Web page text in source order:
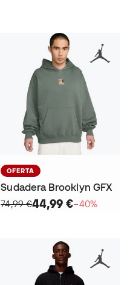
OFERTA
Sudadera Brooklyn GFX
74,99 €44,99 €−40%